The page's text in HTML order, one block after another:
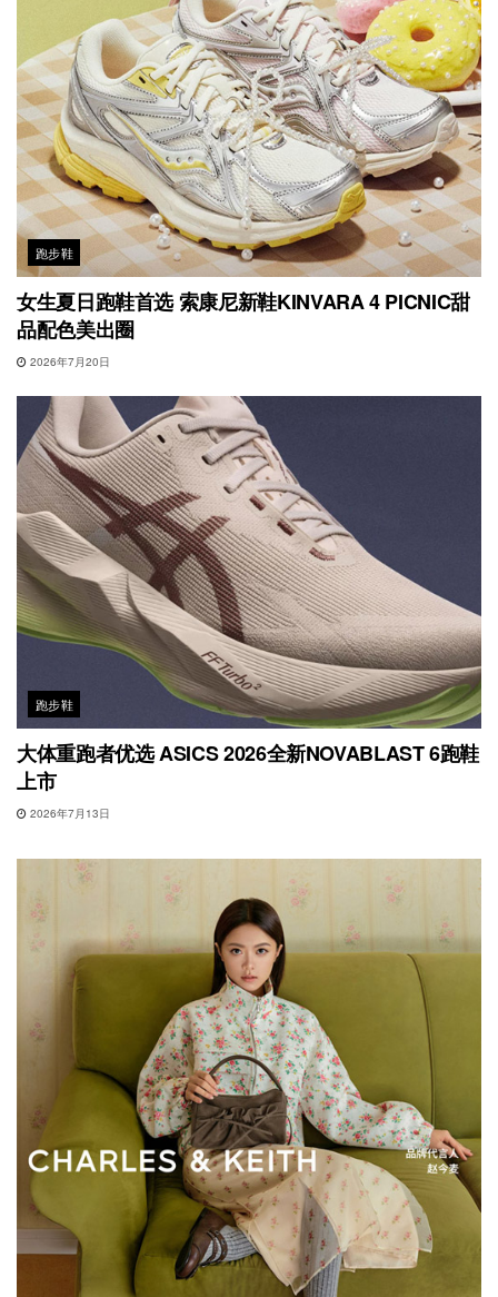
跑步鞋
女生夏日跑鞋首选 索康尼新鞋KINVARA 4 PICNIC甜
品配色美出圈
2026年7月20日
跑步鞋
大体重跑者优选 ASICS 2026全新NOVABLAST 6跑鞋
上市
2026年7月13日